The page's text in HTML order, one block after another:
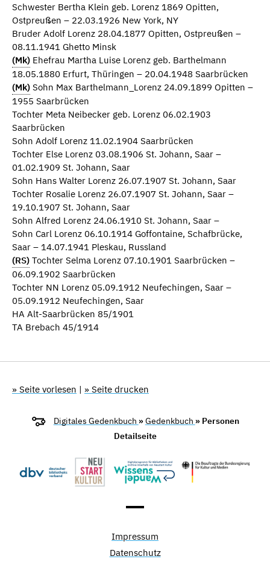
Schwester Bertha Klein geb. Lorenz 1869 Opitten,
Ostpreußen – 22.03.1926 New York, NY
Bruder Adolf Lorenz 28.04.1877 Opitten, Ostpreußen –
08.11.1941 Ghetto Minsk
(Mk) Ehefrau Martha Luise Lorenz geb. Barthelmann
18.05.1880 Erfurt, Thüringen – 20.04.1948 Saarbrücken
(Mk) Sohn Max Barthelmann_Lorenz 24.09.1899 Opitten –
1955 Saarbrücken
Tochter Meta Neibecker geb. Lorenz 06.02.1903
Saarbrücken
Sohn Adolf Lorenz 11.02.1904 Saarbrücken
Tochter Else Lorenz 03.08.1906 St. Johann, Saar –
01.02.1909 St. Johann, Saar
Sohn Hans Walter Lorenz 26.07.1907 St. Johann, Saar
Tochter Rosalie Lorenz 26.07.1907 St. Johann, Saar –
19.10.1907 St. Johann, Saar
Sohn Alfred Lorenz 24.06.1910 St. Johann, Saar –
Sohn Carl Lorenz 06.10.1914 Goffontaine, Schafbrücke,
Saar – 14.07.1941 Pleskau, Russland
(RS) Tochter Selma Lorenz 07.10.1901 Saarbrücken –
06.09.1902 Saarbrücken
Tochter NN Lorenz 05.09.1912 Neufechingen, Saar –
05.09.1912 Neufechingen, Saar
HA Alt-Saarbrücken 85/1901
TA Brebach 45/1914
» Seite vorlesen | » Seite drucken
Digitales Gedenkbuch »Gedenkbuch » Personen
Detailseite
Impressum
Datenschutz